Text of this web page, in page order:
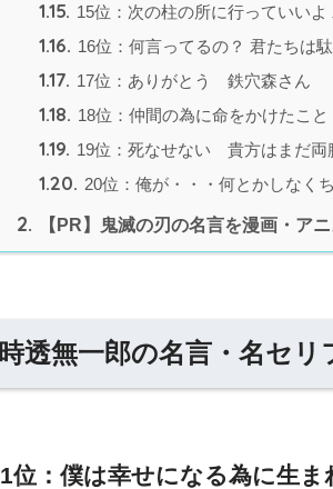
1.15. 15位：次の柱の所に行っていいよ
1.16. 16位：何言ってるの？ 君たちは
1.17. 17位：ありがとう 鉄穴森さん
1.18. 18位：仲間の為に命をかけたこ
1.19. 19位：死なせない 貴方はまだ両
1.20. 20位：俺が・・・何とかしなく
2. 【PR】鬼滅の刃の名言を漫画・ア
時透無一郎の名言・名セ
1位：僕は幸せになる為に生